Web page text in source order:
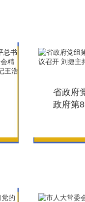
省政府
政府第